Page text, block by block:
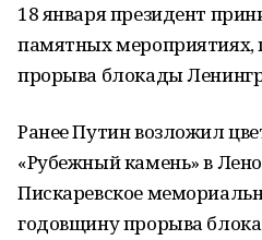
18 января президент
памятных
прорыва блокады
Ранее Путин возложил
«Рубежный камень» в
Пискаревское
годовщину прорыва